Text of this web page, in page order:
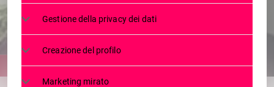
today 24 GENNAIO 2024
Gestione della privacy dei dati
Creazione del profilo
Marketing mirato